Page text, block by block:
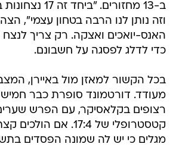
וזה נותן לנו הרבה בטחון עצמי",
האנס-יואכים ואצקה. רק צריך
כדי לדלג לפסגה על חשבונם.
בכל הקשור למאזן מול באיירן,
מעודד. דורטמונד סופרת כבר
רצופים בקלאסיקר, עם הפרש
קטסטרופלי של 17:4. אם
מגלים כי יש לה שמונה הפסדים